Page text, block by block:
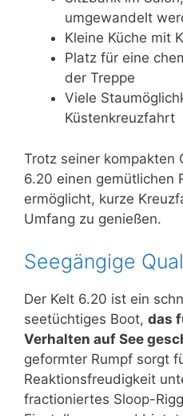
umgewandelt
Kleine Küche mit
Platz für eine
der Treppe
Viele
Küstenkreuzfahrt
Trotz seiner kompakten
6.20 einen gemütlichen
ermöglicht, kurze
Umfang zu genießen.
Seegängige
Der Kelt 6.20 ist ein
seetüchtiges Boot, das
Verhalten auf See
geformter Rumpf sorgt
Reaktionsfreudigkeit
fractioniertes Sloop-